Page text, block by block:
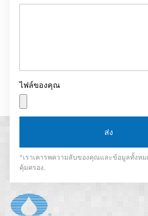
ไฟล์ของคุณ
ส่ง
*เราเคารพความลับของคุณและข้อมูลทั้งหม
คุ้มครอง.